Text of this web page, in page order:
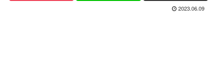
2023.06.09